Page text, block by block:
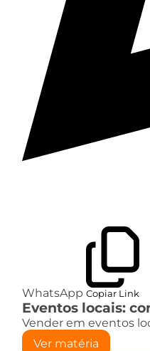
WhatsApp Copiar Link
Eventos locais:
Vender em eventos
Ver matéria